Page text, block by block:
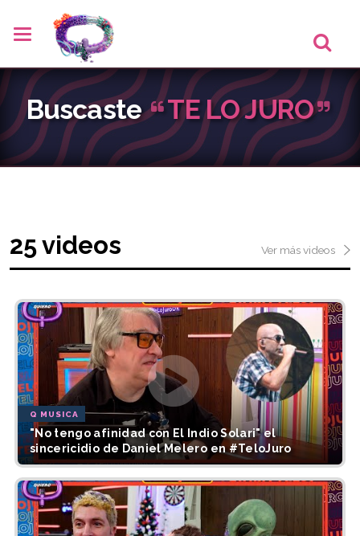
Buscaste TE LO JURO
25 videos Ver más videos
Q MUSICA
"No tengo afinidad con El Indio Solari" el
sincericidio de Daniel Melero en #TeloJuro